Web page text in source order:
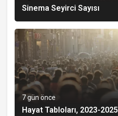
Sinema Seyirci Sayısı
7 gün önce
Hayat Tabloları, 2023-2025